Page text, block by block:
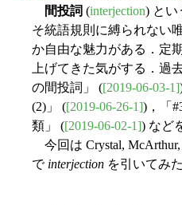
間投詞 (interjection) とい
そ統語規則に縛られない
か自由な魅力がある．定
上げてきた気がする．過
の間投詞」 ([2019-06-03-1]
(2)」 ([2019-06-26-1])，「
類」 ([2019-06-02-1]) など
今回は Crystal,
で interjection を引いてみた